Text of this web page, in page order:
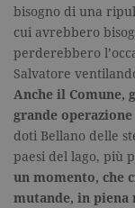
bisogno di una
cui avrebbero
perderebbero
Salvatore
Anche il Comune,
grande
doti Bellano delle
paesi del lago, più
un momento, che
mutande, in piena